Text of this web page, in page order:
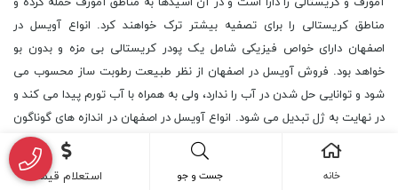
مناطق کریستالی را برای تصفیه بیشتر ترک خواهند کرد. انواع آویسل در
اصفهان دارای خواص فیزیکی شامل یک پودر کریستالی بی مزه و بدون بو
خواهد بود. فروش آویسل در اصفهان از نظر طبیعت رطوبت ساز محسوب می
شود و توانایی حل شدن در آب را ندارد، ولی به همراه با آب تورم پیدا می کند و
در نهایت به ژل تبدیل می شود. انواع آویسل در اصفهان در اندازه های گوناگون
وجد دارد، و خاصیت های مختلفی دارند. آویسل غیر سمی است، از نود و نه
درصد فیبر غذایی و برخی نمک ها تشکیل شده و قابل تجزیه زیستی است.
خانه جست و جو استعلام قیمت